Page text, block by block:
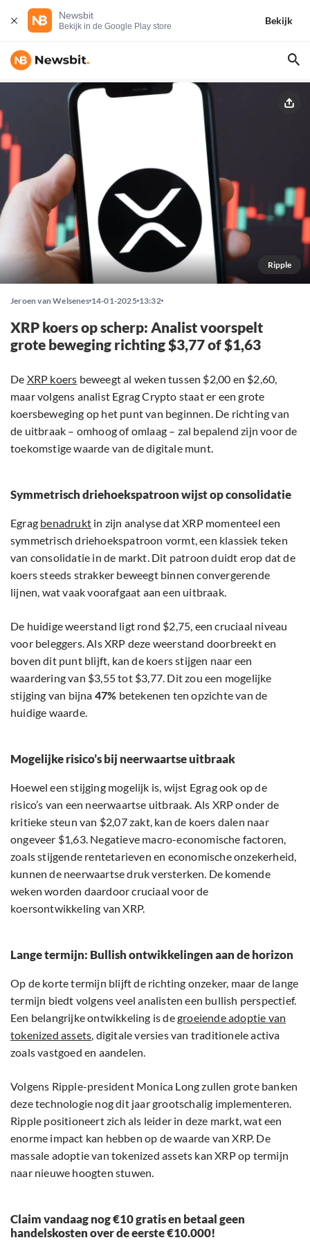
Newsbit
Bekijk in de Google Play store
Bekijk
Ripple
Jeroen van Welsenes 14-01-2025 13:32
XRP koers op scherp: Analist voorspelt
grote beweging richting $3,77 of $1,63
De XRP koers beweegt al weken tussen $2,00 en $2,60,
maar volgens analist Egrag Crypto staat er een grote
koersbeweging op het punt van beginnen. De richting van
de uitbraak – omhoog of omlaag – zal bepalend zijn voor de
toekomstige waarde van de digitale munt.
Symmetrisch driehoekspatroon wijst op consolidatie
Egrag benadrukt in zijn analyse dat XRP momenteel een
symmetrisch driehoekspatroon vormt, een klassiek teken
van consolidatie in de markt. Dit patroon duidt erop dat de
koers steeds strakker beweegt binnen convergerende
lijnen, wat vaak voorafgaat aan een uitbraak.
De huidige weerstand ligt rond $2,75, een cruciaal niveau
voor beleggers. Als XRP deze weerstand doorbreekt en
boven dit punt blijft, kan de koers stijgen naar een
waardering van $3,55 tot $3,77. Dit zou een mogelijke
stijging van bijna 47% betekenen ten opzichte van de
huidige waarde.
Mogelijke risico’s bij neerwaartse uitbraak
Hoewel een stijging mogelijk is, wijst Egrag ook op de
risico’s van een neerwaartse uitbraak. Als XRP onder de
kritieke steun van $2,07 zakt, kan de koers dalen naar
ongeveer $1,63. Negatieve macro-economische factoren,
zoals stijgende rentetarieven en economische onzekerheid,
kunnen de neerwaartse druk versterken. De komende
weken worden daardoor cruciaal voor de
koersontwikkeling van XRP.
Lange termijn: Bullish ontwikkelingen aan de horizon
Op de korte termijn blijft de richting onzeker, maar de lange
termijn biedt volgens veel analisten een bullish perspectief.
Een belangrijke ontwikkeling is degroeiende adoptie van
tokenized assets, digitale versies van traditionele activa
zoals vastgoed en aandelen.
Volgens Ripple-president Monica Long zullen grote banken
deze technologie nog dit jaar grootschalig implementeren.
Ripple positioneert zich als leider in deze markt, wat een
enorme impact kan hebben op de waarde van XRP. De
massale adoptie van tokenized assets kan XRP op termijn
naar nieuwe hoogten stuwen.
Claim vandaag nog €10 gratis en betaal geen
handelskosten over de eerste €10.000!